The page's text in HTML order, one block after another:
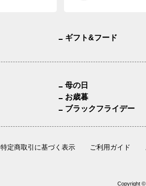
ギフト&フード
母の日
お歳暮
ブラックフライデー
特定商取引に基づく表示 ご利用ガイド
Copyright ©